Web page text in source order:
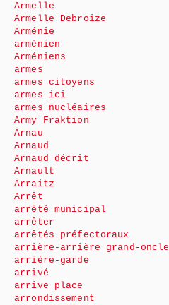
Armelle
Armelle Debroize
Arménie
arménien
Arméniens
armes
armes citoyens
armes ici
armes nucléaires
Army Fraktion
Arnau
Arnaud
Arnaud décrit
Arnault
Arraitz
Arrêt
arrêté municipal
arrêter
arrêtés préfectoraux
arrière-arrière grand-oncle
arrière-garde
arrivé
arrive place
arrondissement